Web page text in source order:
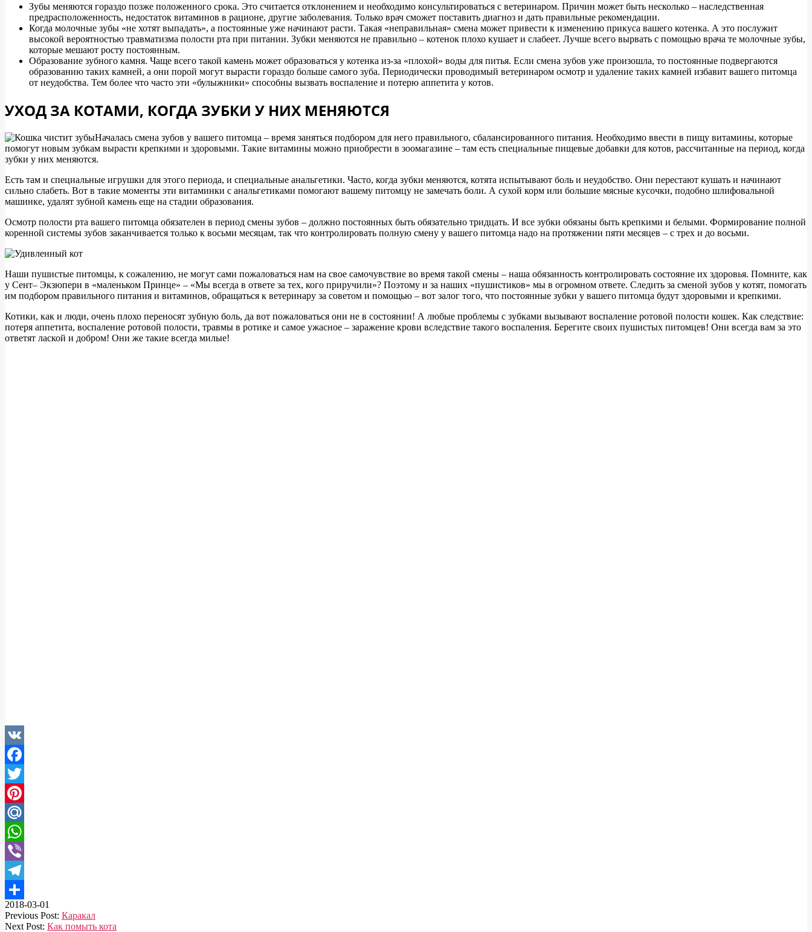
Зубы меняются гораздо позже положенного срока. Это считается отклонением и необходимо консультироваться с ветеринаром. Причин может быть несколько – наследственная
предрасположенность, недостаток витаминов в рационе, другие заболевания. Только врач сможет поставить диагноз и дать правильные рекомендации.
Когда молочные зубы «не хотят выпадать», а постоянные уже начинают расти. Такая «неправильная» смена может привести к изменению прикуса вашего котенка. А это послужит
высокой вероятностью травматизма полости рта при питании. Зубки меняются не правильно – котенок плохо кушает и слабеет. Лучше всего вырвать с помощью врача те молочные зубы,
которые мешают росту постоянным.
Образование зубного камня. Чаще всего такой камень может образоваться у котенка из-за «плохой» воды для питья. Если смена зубов уже произошла, то постоянные подвергаются
образованию таких камней, а они порой могут вырасти гораздо больше самого зуба. Периодически проводимый ветеринаром осмотр и удаление таких камней избавит вашего питомца
от неудобства. Тем более что часто эти «булыжники» способны вызвать воспаление и потерю аппетита у котов.
УХОД ЗА КОТАМИ, КОГДА ЗУБКИ У НИХ МЕНЯЮТСЯ
Началась смена зубов у вашего питомца – время заняться подбором для него правильного, сбалансированного питания. Необходимо ввести в пищу витамины, которые
помогут новым зубкам вырасти крепкими и здоровыми. Такие витамины можно приобрести в зоомагазине – там есть специальные пищевые добавки для котов, рассчитанные на период, когда
зубки у них меняются.
Есть там и специальные игрушки для этого периода, и специальные анальгетики. Часто, когда зубки меняются, котята испытывают боль и неудобство. Они перестают кушать и начинают
сильно слабеть. Вот в такие моменты эти витаминки с анальгетиками помогают вашему питомцу не замечать боли. А сухой корм или большие мясные кусочки, подобно шлифовальной
машинке, удалят зубной камень еще на стадии образования.
Осмотр полости рта вашего питомца обязателен в период смены зубов – должно постоянных быть обязательно тридцать. И все зубки обязаны быть крепкими и белыми. Формирование полной
коренной системы зубов заканчивается только к восьми месяцам, так что контролировать полную смену у вашего питомца надо на протяжении пяти месяцев – с трех и до восьми.
Наши пушистые питомцы, к сожалению, не могут сами пожаловаться нам на свое самочувствие во время такой смены – наша обязанность контролировать состояние их здоровья. Помните, как
у Сент– Экзюпери в «маленьком Принце» – «Мы всегда в ответе за тех, кого приручили»? Поэтому и за наших «пушистиков» мы в огромном ответе. Следить за сменой зубов у котят, помогать
им подбором правильного питания и витаминов, обращаться к ветеринару за советом и помощью – вот залог того, что постоянные зубки у вашего питомца будут здоровыми и крепкими.
Котики, как и люди, очень плохо переносят зубную боль, да вот пожаловаться они не в состоянии! А любые проблемы с зубками вызывают воспаление ротовой полости кошек. Как следствие:
потеря аппетита, воспаление ротовой полости, травмы в ротике и самое ужасное – заражение крови вследствие такого воспаления. Берегите своих пушистых питомцев! Они всегда вам за это
ответят лаской и добром! Они же такие всегда милые!
VK
Facebook
Twitter
Pinterest
Mail.Ru
WhatsApp
Viber
Telegram
Отправить
2018-03-01
Previous Post: Каракал
Next Post: Как помыть кота